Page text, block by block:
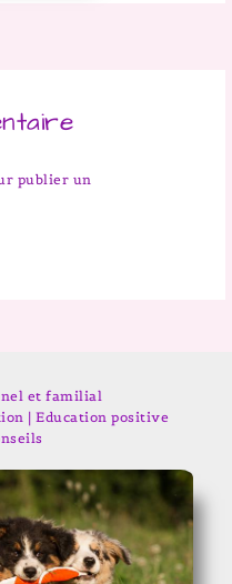
publier un
et familial
| Education positive